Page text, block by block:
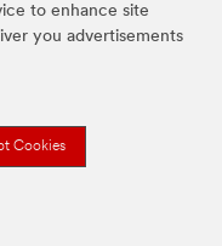
to enhance site
you advertisements
Cookies